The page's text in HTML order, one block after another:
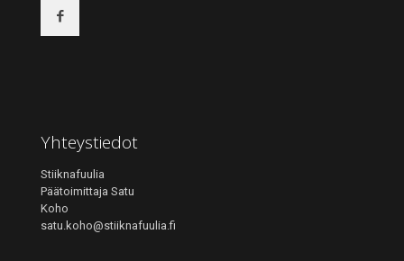
Yhteystiedot
Stiiknafuulia
Päätoimittaja Satu
Koho
satu.koho@stiiknafuulia.fi